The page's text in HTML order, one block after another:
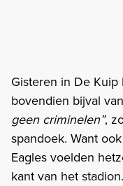
Gisteren in De
bovendien bijval
geen criminelen”,
spandoek. Want
Eagles voelden
kant van het stadion.